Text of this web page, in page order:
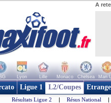
A
Lyon Lille Monaco Chelsea Man
Ligue 1 L2/Coupes
Résultats Ligue 2 | Résus National |